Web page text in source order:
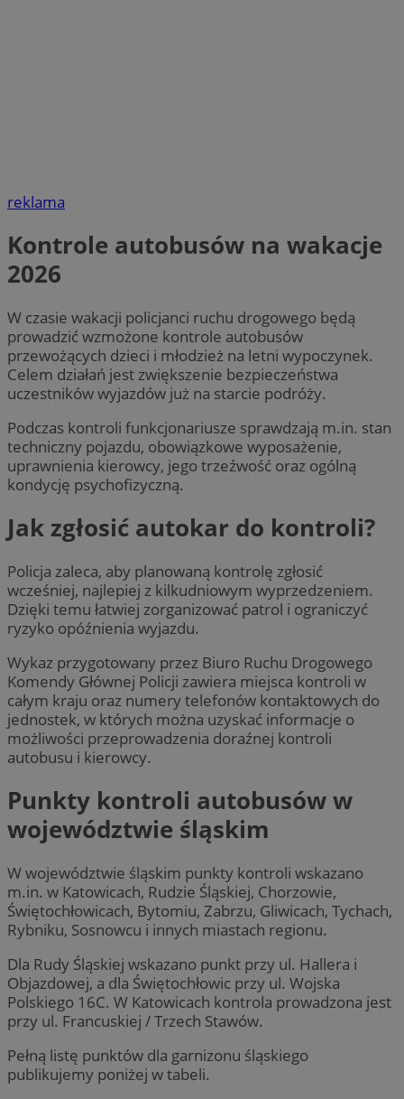
reklama
Kontrole autobusów na wakacje
2026
W czasie wakacji policjanci ruchu drogowego będą
prowadzić wzmożone kontrole autobusów
przewożących dzieci i młodzież na letni wypoczynek.
Celem działań jest zwiększenie bezpieczeństwa
uczestników wyjazdów już na starcie podróży.
Podczas kontroli funkcjonariusze sprawdzają m.in. stan
techniczny pojazdu, obowiązkowe wyposażenie,
uprawnienia kierowcy, jego trzeźwość oraz ogólną
kondycję psychofizyczną.
Jak zgłosić autokar do kontroli?
Policja zaleca, aby planowaną kontrolę zgłosić
wcześniej, najlepiej z kilkudniowym wyprzedzeniem.
Dzięki temu łatwiej zorganizować patrol i ograniczyć
ryzyko opóźnienia wyjazdu.
Wykaz przygotowany przez Biuro Ruchu Drogowego
Komendy Głównej Policji zawiera miejsca kontroli w
całym kraju oraz numery telefonów kontaktowych do
jednostek, w których można uzyskać informacje o
możliwości przeprowadzenia doraźnej kontroli
autobusu i kierowcy.
Punkty kontroli autobusów w
województwie śląskim
W województwie śląskim punkty kontroli wskazano
m.in. w Katowicach, Rudzie Śląskiej, Chorzowie,
Świętochłowicach, Bytomiu, Zabrzu, Gliwicach, Tychach,
Rybniku, Sosnowcu i innych miastach regionu.
Dla Rudy Śląskiej wskazano punkt przy ul. Hallera i
Objazdowej, a dla Świętochłowic przy ul. Wojska
Polskiego 16C. W Katowicach kontrola prowadzona jest
przy ul. Francuskiej / Trzech Stawów.
Pełną listę punktów dla garnizonu śląskiego
publikujemy poniżej w tabeli.